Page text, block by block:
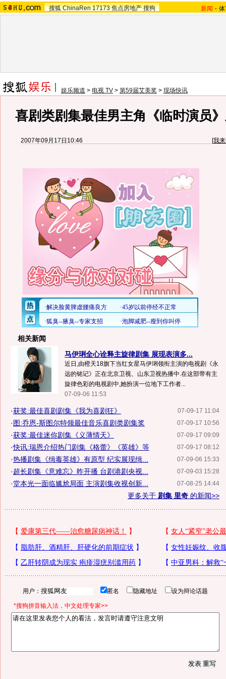
搜狐 ChinaRen 17173 焦点房地产 搜狗 新闻 -
娱乐频道 > 电视 TV > 第59届艾美奖 > 现场快讯
喜剧类剧集最佳男主角《临时演员
2007年09月17日10:46 [我
相关新闻
马伊琍全心诠释主旋律剧集 展现表演多...
近日,由橙天18旗下当红女星马伊琍领衔主演的电视剧《永
远的铭记》正在北京卫视、山东卫视热播中.在这部带有主
旋律色彩的电视剧中,她扮演一位地下工作者...
07-09-06 11:53
07-09-17 11:04
·获奖:最佳喜剧剧集《我为喜剧狂》
07-09-17 10:56
·图:乔恩-斯图尔特领最佳音乐喜剧类剧集奖
07-09-17 09:09
·获奖:最佳迷你剧集《义薄情天》
07-09-17 08:12
·快讯:瑞恩介绍热门剧集《格蕾》《英雄》等
07-09-06 15:33
·热播剧集《缉毒英雄》有原型 纪实展现缉...
07-09-03 15:28
·超长剧集《意难忘》昨开播 台剧港剧央视...
07-08-25 14:44
·堂本光一面临尴尬局面 主演剧集收视创新...
更多关于 剧集 里奇 的新闻>>
用户： 匿名 隐藏地址 设为辩论话题
*搜狗拼音输入法，中文处理专家>>